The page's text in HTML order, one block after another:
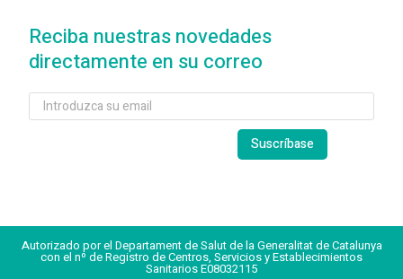
Reciba nuestras novedades
directamente en su correo
Autorizado por el Departament de Salut de la Generalitat de Catalunya
con el nº de Registro de Centros, Servicios y Establecimientos
Sanitarios E08032115